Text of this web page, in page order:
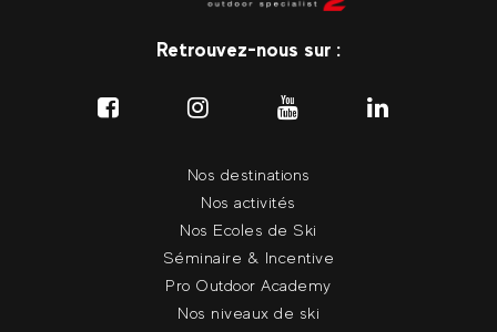
Retrouvez-nous sur :
Nos destinations
Nos activités
Nos Ecoles de Ski
Séminaire & Incentive
Pro Outdoor Academy
Nos niveaux de ski